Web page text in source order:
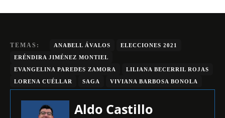
TEMAS: ANABELL ÁVALOS
ELECCIONES 2021
ERÉNDIRA JIMÉNEZ MONTIEL
EVANGELINA PAREDES ZAMORA
LILIANA BECERRIL ROJAS
LORENA CUÉLLAR
SAGA VIVIANA BARBOSA BONOLA
Aldo Castillo